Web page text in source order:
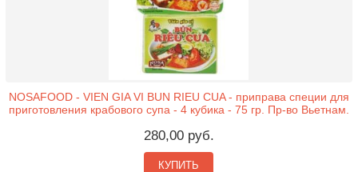
NOSAFOOD - VIEN GIA VI BUN RIEU CUA - приправа специи для
приготовления крабового супа - 4 кубика - 75 гр. Пр-во Вьетнам.
280,00 руб.
КУПИТЬ